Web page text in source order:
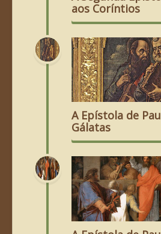
aos Coríntios
A Epístola de
Gálatas